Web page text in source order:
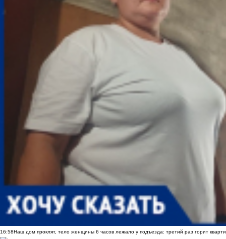
16:58Наш дом проклят, тело женщины 6 часов лежало у подъезда: третий раз горит